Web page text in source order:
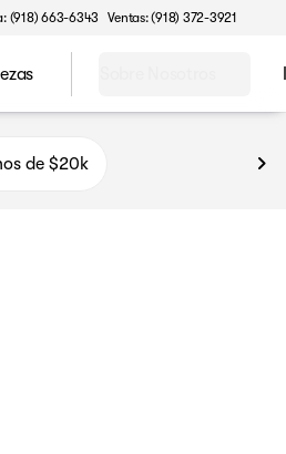
(918) 663-6343 Ventas: (918) 372-3921
de $20k